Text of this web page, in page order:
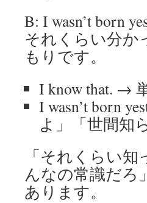
B: I wasn’t born
それくらい分か
もりです。
I know that. →
I wasn’t born
よ」「世間知
「それくらい
んなの常識だろ
あります。